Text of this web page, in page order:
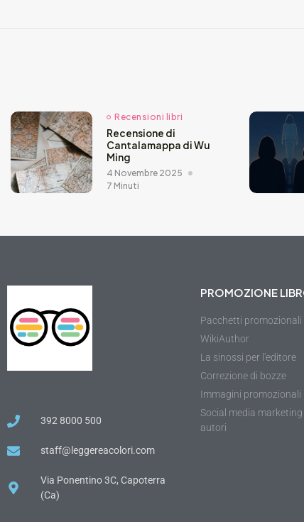
Recensioni libri
Recensione di
Cantalamappa di Wu
Ming
4 Novembre 2025
7 Minuti
392 8000 500
staff@leggereacolori.com
Via Ponentino 3C, Capoterra
(Ca)
PROMOZIONE
Pacchetti promozionali
WikiAuthor
La sinossi per l'editore
Correzione di bozze
Immagini promozionali
Social media
autori